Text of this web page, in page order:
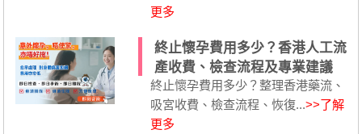
更多
終止懷孕費用多少？香港人工流
產收費、檢查流程及專業建議
終止懷孕費用多少？整理香港藥流、
吸宮收費、檢查流程、恢復...>>了解
更多